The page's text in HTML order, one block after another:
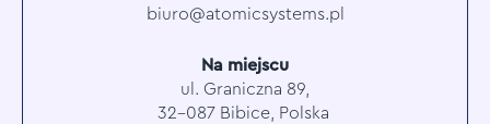
biuro@atomicsystems.pl
Na miejscu
ul. Graniczna 89,
32-087 Bibice, Polska